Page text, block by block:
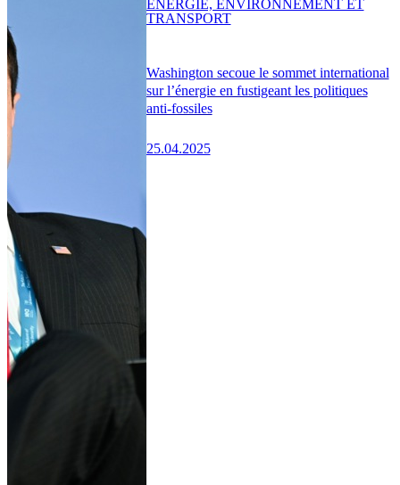
Washington secoue le sommet international
sur l’énergie en fustigeant les politiques
anti-fossiles
25.04.2025
ENERGIE, ENVIRONNEMENT ET
TRANSPORT